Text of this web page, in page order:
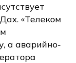
«Телеком
а аварийно-